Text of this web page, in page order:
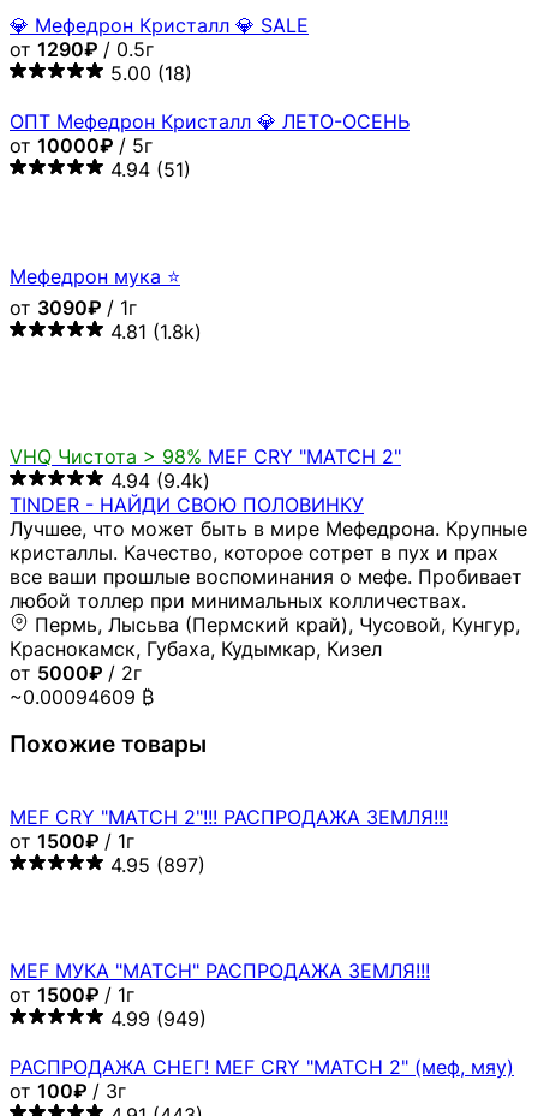
VHQ
Чистота > 98%
MEF CRY "MATCH 2"
4.94(9.4k)
TINDER - НАЙДИ СВОЮ ПОЛОВИНКУ
Лучшее, что может быть в мире Мефедрона. Крупные
кристаллы. Качество, которое сотрет в пух и прах
все ваши прошлые воспоминания о мефе. Пробивает
любой толлер при минимальных колличествах.
Пермь, Лысьва (Пермский край), Чусовой, Кунгур,
Похожие товары
MEF МУКА "MATCH" РАСПРОДАЖА ЗЕМЛЯ!!!
от 1500₽ / 1г
4.99(949)
РАСПРОДАЖА СНЕГ! MEF CRY "MATCH 2" (меф, мяу)
от100₽/ 3г
4.91(443)
VHQЧистота > 98%4-MMC "X-ENDORPHIN" (МЕФ
КРИС)
4.96
X-LAB V.2.0 РЕАНИМАЦИЯ
Спасибо в карман не положишь, а мы положим - 200
Мефедрон! У тестировавших его в репортах очень
часто звучало слово "АХУЕННЫЙ " на столько часто,
что мы не стали морочиться с нормативной
лексикой, так как синонимов не подобрать. Лучшее
Ялта, Пермь, Липецк, Воронеж
от 3500₽/ 1г
~0.00066226 ₿
Похожие товары